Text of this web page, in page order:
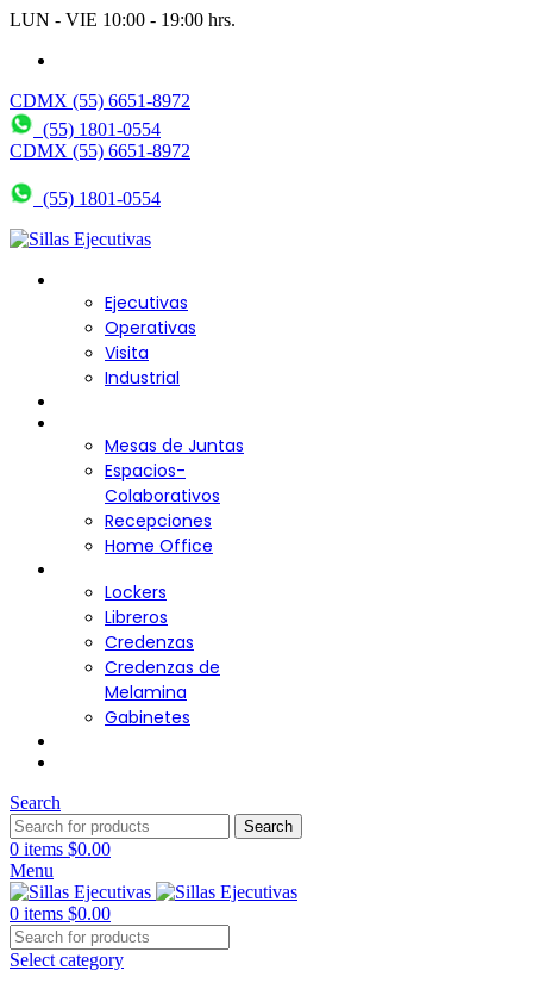
LUN - VIE 10:00 - 19:00 hrs.
CDMX (55) 6651-8972
(55) 1801-0554
CDMX (55) 6651-8972
(55) 1801-0554
Ejecutivas
Operativas
Visita
Industrial
Mesas de Juntas
Espacios-
Colaborativos
Recepciones
Home Office
Lockers
Libreros
Credenzas
Credenzas de
Melamina
Gabinetes
Search
Search
0 items $0.00
Menu
0 items $0.00
Select category